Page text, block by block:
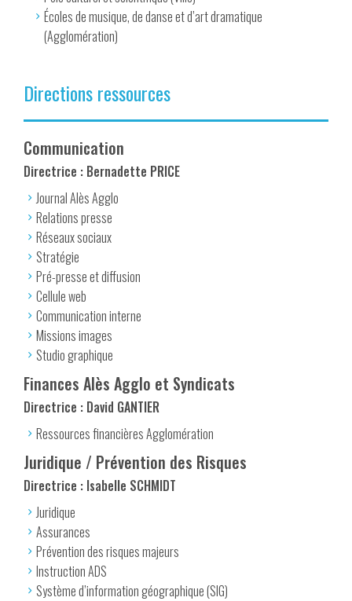
Écoles de musique, de danse et d’art dramatique
(Agglomération)
Directions ressources
Communication
Directrice : Bernadette PRICE
Journal Alès Agglo
Relations presse
Réseaux sociaux
Stratégie
Pré-presse et diffusion
Cellule web
Communication interne
Missions images
Studio graphique
Finances Alès Agglo et Syndicats
Directrice : David GANTIER
Ressources financières Agglomération
Juridique / Prévention des Risques
Directrice : Isabelle SCHMIDT
Juridique
Assurances
Prévention des risques majeurs
Instruction ADS
Système d’information géographique (SIG)